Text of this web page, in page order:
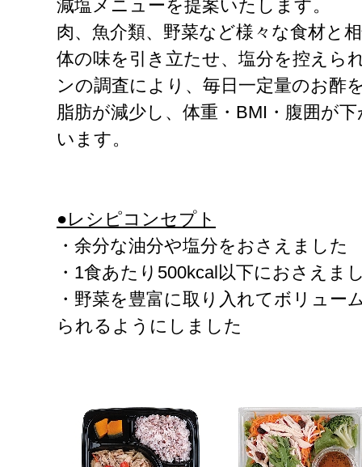
減塩メニューを提案いたします。
肉、魚介類、野菜など様々な食材と
体の味を引き立たせ、塩分を控えら
ンの調査により、毎日一定量のお酢
脂肪が減少し、体重・BMI・腹囲が
います。
●レシピコンセプト
・余分な油分や塩分をおさえました
・1食あたり500kcal以下におさえま
・野菜を豊富に取り入れてボリュー
られるようにしました